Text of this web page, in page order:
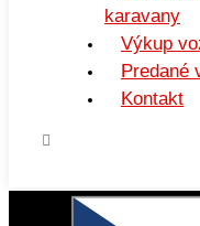
karavany
Výkup
Predané
Kontakt